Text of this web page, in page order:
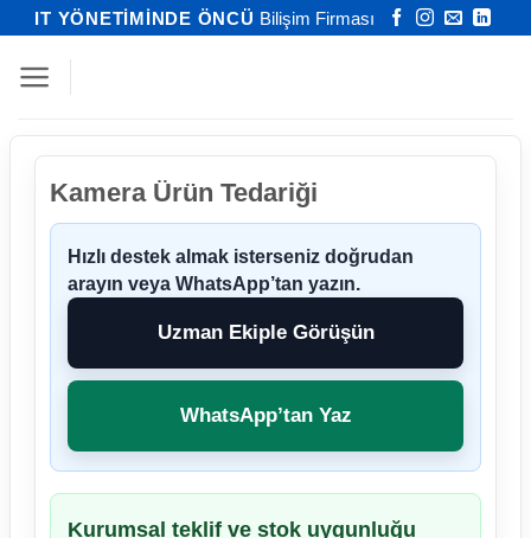
İçeriğeIT YÖNETİMİNDE ÖNCÜ Bilişim Firması
Kamera Ürün Tedariği
Hızlı destek almak isterseniz doğrudan
arayın veya WhatsApp’tan yazın.
Uzman Ekiple Görüşün
WhatsApp’tan Yaz
Kurumsal teklif ve stok uygunluğu